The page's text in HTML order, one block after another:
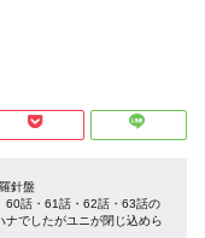
針盤
60話・61話・62話・63話の
ナでしたがユニが閉じ込めら